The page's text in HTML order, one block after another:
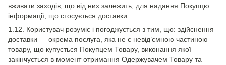
вживати заходів, що від них залежить, для надання Покупцю
інформації, що стосується доставки.
1.12. Користувач розуміє і погоджується з тим, що: здійснення
доставки — окрема послуга, яка не є невід’ємною частиною
товару, що купується Покупцем Товару, виконання якої
закінчується в момент отримання Одержувачем Товару та